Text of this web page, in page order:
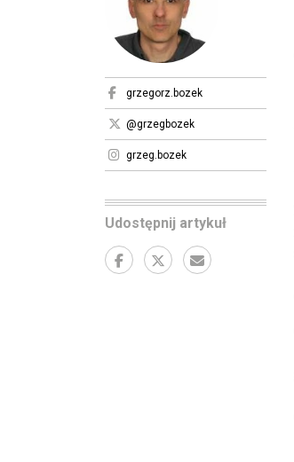
grzegorz.bozek
@grzegbozek
grzeg.bozek
Udostępnij artykuł